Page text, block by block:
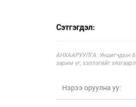
Сэтгэгдэл:
АНХААРУУЛГА: Уншигчдын
зарим үг, хэллэгийг